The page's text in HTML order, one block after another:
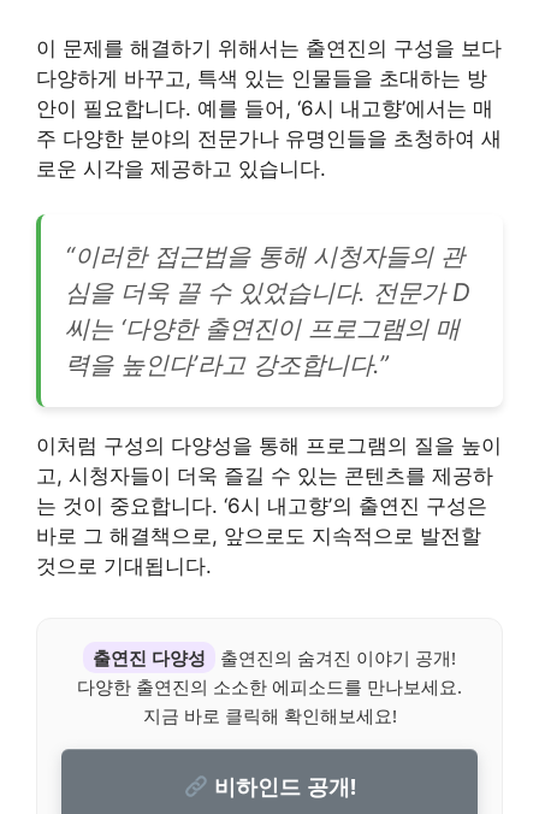
이 문제를 해결하기 위해서는 출연진의 구성을 보다
다양하게 바꾸고, 특색 있는 인물들을 초대하는 방
안이 필요합니다. 예를 들어, ‘6시 내고향’에서는 매
주 다양한 분야의 전문가나 유명인들을 초청하여 새
로운 시각을 제공하고 있습니다.
“이러한 접근법을 통해 시청자들의 관
심을 더욱 끌 수 있었습니다. 전문가 D
씨는 ‘다양한 출연진이 프로그램의 매
력을 높인다’라고 강조합니다.”
이처럼 구성의 다양성을 통해 프로그램의 질을 높이
고, 시청자들이 더욱 즐길 수 있는 콘텐츠를 제공하
는 것이 중요합니다. ‘6시 내고향’의 출연진 구성은
바로 그 해결책으로, 앞으로도 지속적으로 발전할
것으로 기대됩니다.
출연진 다양성
출연진의 숨겨진 이야기 공개!
다양한 출연진의 소소한 에피소드를 만나보세요.
지금 바로 클릭해 확인해보세요!
비하인드 공개!